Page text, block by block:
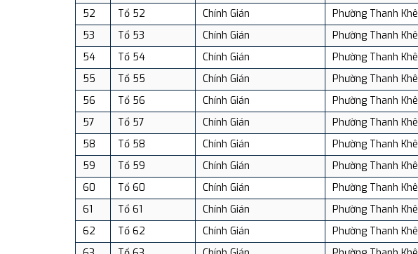
52
Tổ 52 Chính Gián Phường Thanh Khê
53
Tổ 53 Chính Gián Phường Thanh Khê
54
Tổ 54 Chính Gián Phường Thanh Khê
55
Tổ 55 Chính Gián Phường Thanh Khê
56
Tổ 56 Chính Gián Phường Thanh Khê
57
Tổ 57 Chính Gián Phường Thanh Khê
58
Tổ 58 Chính Gián Phường Thanh Khê
59
Tổ 59 Chính Gián Phường Thanh Khê
60
Tổ 60 Chính Gián Phường Thanh Khê
61
Tổ 61 Chính Gián Phường Thanh Khê
62
Tổ 62 Chính Gián Phường Thanh Khê